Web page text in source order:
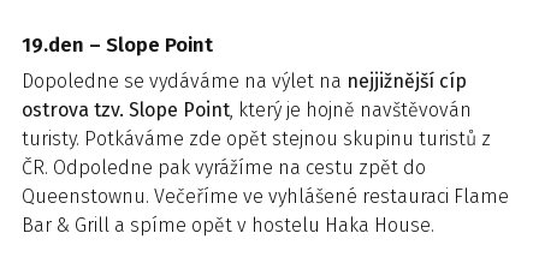
19.den – Slope Point
Dopoledne se vydáváme na výlet na nejjižnější cíp
ostrova tzv. Slope Point, který je hojně navštěvován
turisty. Potkáváme zde opět stejnou skupinu turistů z
ČR. Odpoledne pak vyrážíme na cestu zpět do
Queenstownu. Večeříme ve vyhlášené restauraci Flame
Bar & Grill a spíme opět v hostelu Haka House.